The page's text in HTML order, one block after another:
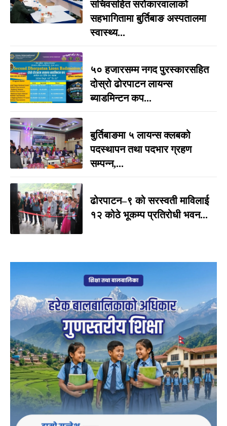
सचिवसहित सरोकारवालाको
सहभागितामा बुर्तिबाङ अस्पतालमा
स्वास्थ्य...
५० हजारसम्म नगद पुरस्कारसहित
दोस्रो ढोरपाटन लायन्स
ब्याडमिन्टन कप...
बुर्तिबाङमा ५ लायन्स क्लबको
पदस्थापन तथा पदभार ग्रहण
सम्पन्न,...
ढोरपाटन–९ को सरस्वती माविलाई
१२ कोठे भूकम्प प्रतिरोधी भवन...